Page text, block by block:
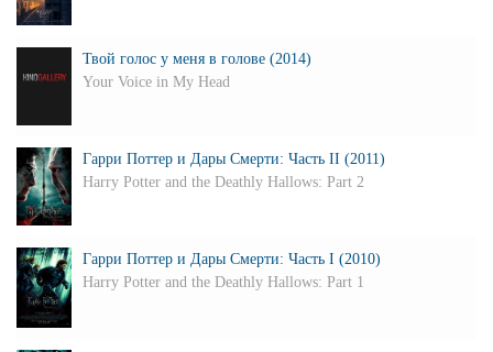
Твой голос у меня в голове (2014)
Your Voice in My Head
Гарри Поттер и Дары Смерти: Часть II (2011)
Harry Potter and the Deathly Hallows: Part 2
Гарри Поттер и Дары Смерти: Часть I (2010)
Harry Potter and the Deathly Hallows: Part 1